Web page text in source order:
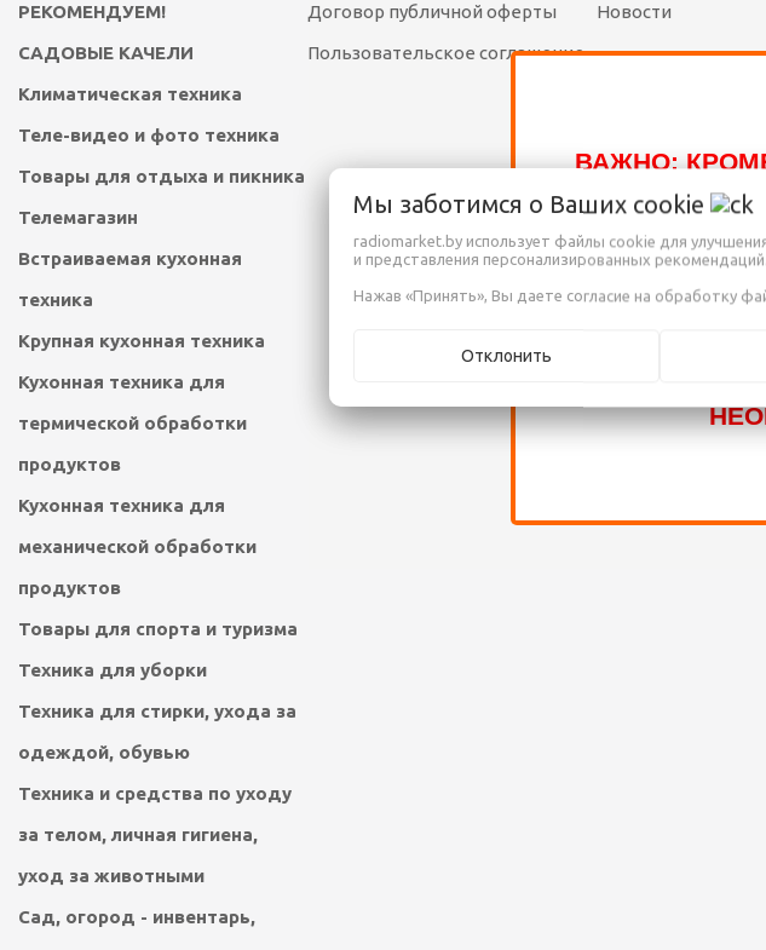
ВАЖНО:
САЙТЕ
ЕЩЁ МНОГО
КОТОРЫЕ ПОКА
КАТАЛОГ!
ТЕЛЕФОНАМ,
ПОМОЖЕМ
РЕКОМЕНДУЕМ!
САДОВЫЕ КАЧЕЛИ
Климатическая техника
Теле-видео и фото техника
Товары для отдыха и пикника
Телемагазин
Встраиваемая кухонная
техника
Крупная кухонная техника
Кухонная техника для
термической обработки
продуктов
Кухонная техника для
механической обработки
продуктов
Товары для спорта и туризма
Техника для уборки
Техника для стирки, ухода за
одеждой, обувью
Техника и средства по уходу
за телом, личная гигиена,
уход за животными
Сад, огород - инвентарь,
Договор публичной оферты
Пользовательское соглашение
Новости
(17) 300-80-10
(29)757-80-10
(25) 757-80-10
Radiomarket.by
Мы заботимся о Ваших cookie
radiomarket.by использует файлы cookie для
и представления персонализированных рекомендаций.
Нажав «Принять», Вы даете согласие на обработку
Отклонить